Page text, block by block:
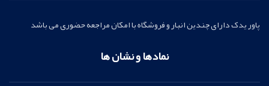
پاور یدک دارای چندین انبار و فروشگاه با امکان مراجعه حضوری می باشد
نمادها و نشان ها